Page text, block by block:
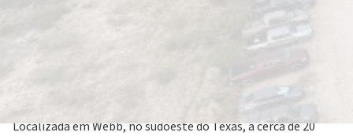
Plenitude, através da sua subsidiária Eni New Energy US,
concluiu a construção da fábrica de Guajillo, o maior sistema
de armazenamento de baterias da empresa até à data.
Localizada em Webb, no sudoeste do Texas, a cerca de 20